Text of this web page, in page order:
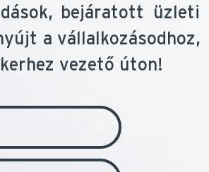
bejáratott üzleti
a vállalkozásodhoz,
vezető úton!